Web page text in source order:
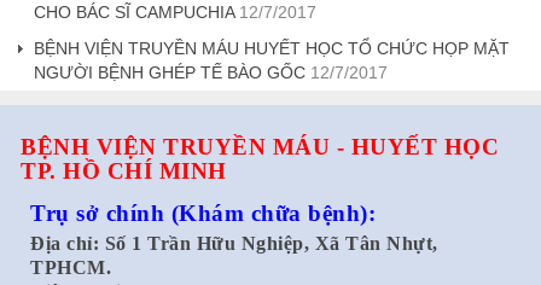
CHO BÁC SĨ CAMPUCHIA 12/7/2017
BỆNH VIỆN TRUYỀN MÁU HUYẾT HỌC TỔ CHỨC HỌP MẶT
NGƯỜI BỆNH GHÉP TẾ BÀO GỐC 12/7/2017
BỆNH VIỆN TRUYỀN MÁU - HUYẾT HỌC
TP. HỒ CHÍ MINH
Trụ sở chính (Khám chữa bệnh):
Địa chỉ: Số 1 Trần Hữu Nghiệp, Xã Tân Nhựt,
TPHCM.